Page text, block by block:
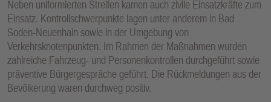
Neben uniformierten Streifen kamen auch zivile Einsatzkräfte zum
Einsatz. Kontrollschwerpunkte lagen unter anderem in Bad
Soden-Neuenhain sowie in der Umgebung von
Verkehrsknotenpunkten. Im Rahmen der Maßnahmen wurden
zahlreiche Fahrzeug- und Personenkontrollen durchgeführt sowie
präventive Bürgergespräche geführt. Die Rückmeldungen aus der
Bevölkerung waren durchweg positiv.